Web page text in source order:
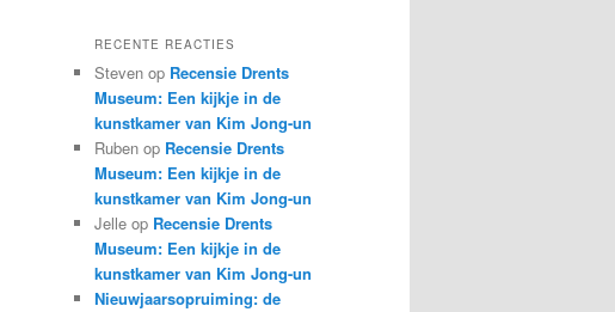
RECENTE REACTIES
Steven op Recensie Drents
Museum: Een kijkje in de
kunstkamer van Kim Jong-un
Ruben op Recensie Drents
Museum: Een kijkje in de
kunstkamer van Kim Jong-un
Jelle op Recensie Drents
Museum: Een kijkje in de
kunstkamer van Kim Jong-un
Nieuwjaarsopruiming: de